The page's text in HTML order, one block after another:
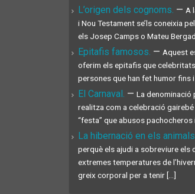
L’origen dels cognoms. — A
i Nou Testament se’ls coneixia
els Josep Camps o Mateu
Epitafis famosos. — Aquest
oferim els epitafis que
persones que han fet humor fins
El Carnaval. — La denominació
realitza com a celebració
“festa” que abusos pachocheros
La hibernació en els
perquè els ajudi a sobreviure els
extremes temperatures de
greix corporal per a tenir [...]